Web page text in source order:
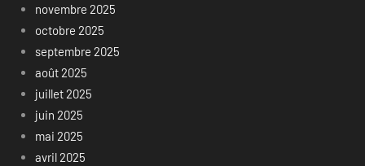
novembre 2025
octobre 2025
septembre 2025
août 2025
juillet 2025
juin 2025
mai 2025
avril 2025